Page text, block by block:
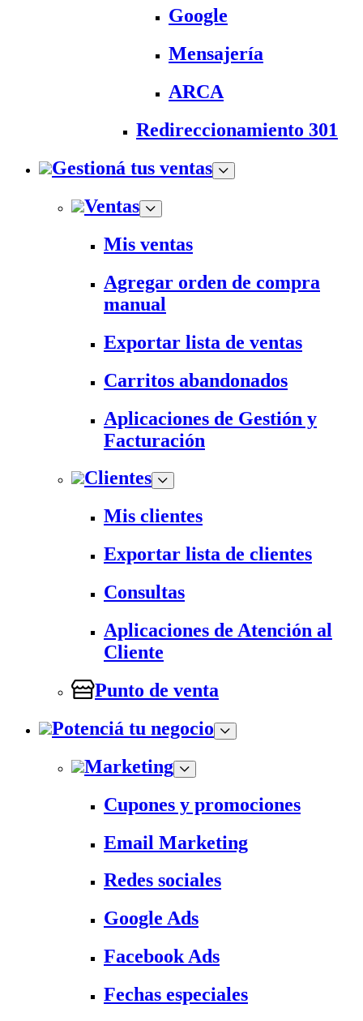
Google
Mensajería
ARCA
Redireccionamiento 301
Gestioná tus ventas
Ventas
Mis ventas
Agregar orden de compra
manual
Exportar lista de ventas
Carritos abandonados
Aplicaciones de Gestión y
Facturación
Clientes
Mis clientes
Exportar lista de clientes
Consultas
Aplicaciones de Atención al
Cliente
Punto de venta
Potenciá tu negocio
Marketing
Cupones y promociones
Email Marketing
Redes sociales
Google Ads
Facebook Ads
Fechas especiales